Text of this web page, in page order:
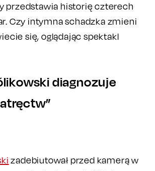
przedstawia historię czterech
Czy intymna schadzka zmieni
się, oglądając spektakl
diagnozuje
zadebiutował przed kamerą w